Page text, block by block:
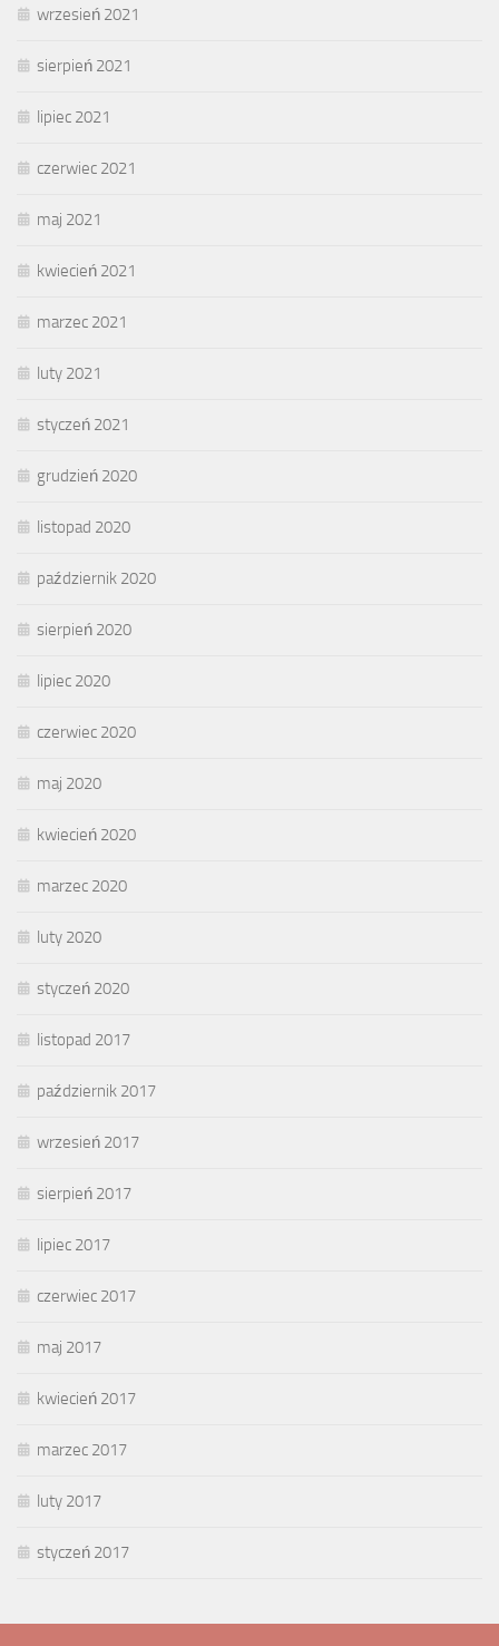
wrzesień 2021
sierpień 2021
lipiec 2021
czerwiec 2021
maj 2021
kwiecień 2021
marzec 2021
luty 2021
styczeń 2021
grudzień 2020
listopad 2020
październik 2020
sierpień 2020
lipiec 2020
czerwiec 2020
maj 2020
kwiecień 2020
marzec 2020
luty 2020
styczeń 2020
listopad 2017
październik 2017
wrzesień 2017
sierpień 2017
lipiec 2017
czerwiec 2017
maj 2017
kwiecień 2017
marzec 2017
luty 2017
styczeń 2017